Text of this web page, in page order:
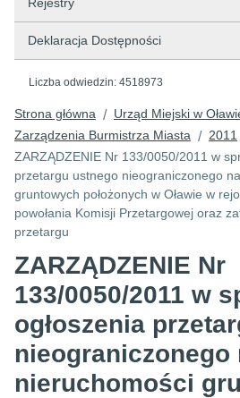
Deklaracja Dostępności
Liczba odwiedzin: 4518973
Strona główna / Urząd Miejski w
Zarządzenia Burmistrza Miasta / 2011
ZARZĄDZENIE Nr 133/0050/2011 w
przetargu ustnego nieograniczonego
gruntowych położonych w Oławie w
powołania Komisji Przetargowej oraz
przetargu
ZARZĄDZENIE Nr
133/0050/2011 w
ogłoszenia
nieograniczonego
nieruchomości